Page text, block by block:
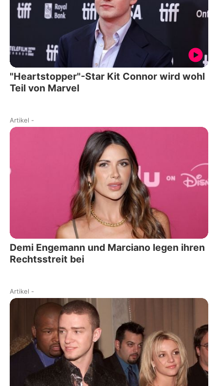
"Heartstopper"-Star Kit Connor wird wohl
Teil von Marvel
Artikel -
Demi Engemann und Marciano legen ihren
Rechtsstreit bei
Artikel -